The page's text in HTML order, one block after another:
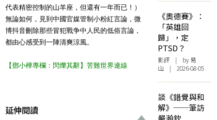
代表精密控制的山羊座，但還有一年而已！）
無論如何，見到中國官媒管制小粉紅言論，微
博抖音刪除那些冒犯戰争中人民的低俗言論，
都由心感受到一陣清爽涼風。
【鄧小樺專欄：閃爍其辭】苦難世界連線
延伸閱讀
《奧德賽》：
「英雄回
歸」，定
PTSD？
影評 | by 易
山 | 2026-08-05
談《錯覺與和
解》──筆訪